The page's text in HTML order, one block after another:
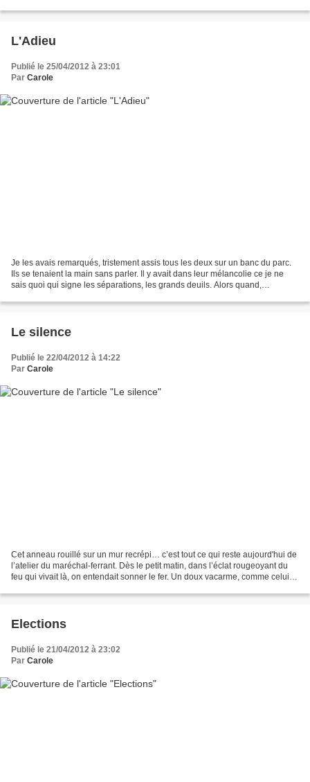
L'Adieu
Publié le 25/04/2012 à 23:01
Par Carole
Je les avais remarqués, tristement assis tous les deux sur un banc du parc.
Ils se tenaient la main sans parler. Il y avait dans leur mélancolie ce je ne
sais quoi qui signe les séparations, les grands deuils. Alors quand,
Le silence
Publié le 22/04/2012 à 14:22
Par Carole
Cet anneau rouillé sur un mur recrépi… c’est tout ce qui reste aujourd'hui de
l’atelier du maréchal-ferrant. Dès le petit matin, dans l’éclat rougeoyant du
feu qui vivait là, on entendait sonner le fer. Un doux vacarme, comme celui
Elections
Publié le 21/04/2012 à 23:02
Par Carole